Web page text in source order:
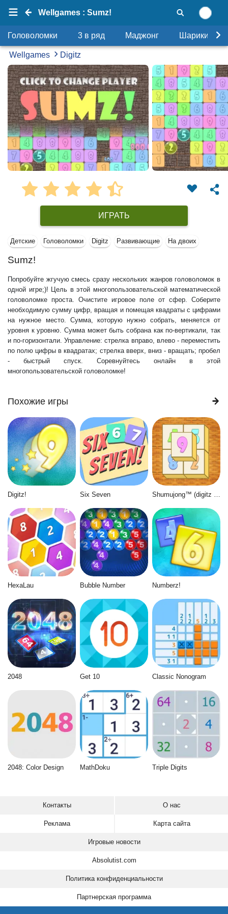
Wellgames : Sumz!
Головоломки 3 в ряд Маджонг Шарики
Wellgames Digitz
ИГРАТЬ
Детские Головоломки Digitz Развивающие На двоих
Sumz!
Попробуйте жгучую смесь сразу нескольких жанров головоломок в
одной игре;)! Цель в этой многопользовательской математической
головоломке проста. Очистите игровое поле от сфер. Соберите
необходимую сумму цифр, вращая и помещая квадраты с цифрами
на нужное место. Сумма, которую нужно собрать, меняется от
уровня к уровню. Сумма может быть собрана как по-вертикали, так
и по-горизонтали. Управление: стрелка вправо, влево - переместить
по полю цифры в квадратах; стрелка вверх, вниз - вращать; пробел
- быстрый спуск. Соревнуйтесь онлайн в этой
многопользовательской головоломке!
Похожие игры
Digitz! Six Seven
HexaLau Bubble Number Numberz!
2048 Get 10 Classic Nonogram
2048: Color Design MathDoku Triple Digits
Контакты О нас
Реклама Карта сайта
Игровые новости
Absolutist.com
Политика конфиденциальности
Партнерская программа